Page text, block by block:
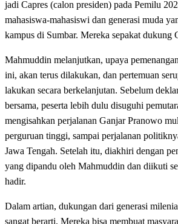
jadi Capres (calon presiden) pada Pemilu
mahasiswa-mahasiswi dan generasi muda
kampus di Sumbar. Mereka sepakat dukung
Mahmuddin melanjutkan, upaya
ini, akan terus dilakukan, dan pertemuan
lakukan secara berkelanjutan. Sebelum
bersama, peserta lebih dulu disuguhi
mengisahkan perjalanan Ganjar Pranowo
perguruan tinggi, sampai perjalanan
Jawa Tengah. Setelah itu, diakhiri dengan
yang dipandu oleh Mahmuddin dan diikuti
hadir.
Dalam artian, dukungan dari generasi
sangat berarti. Mereka bisa membuat